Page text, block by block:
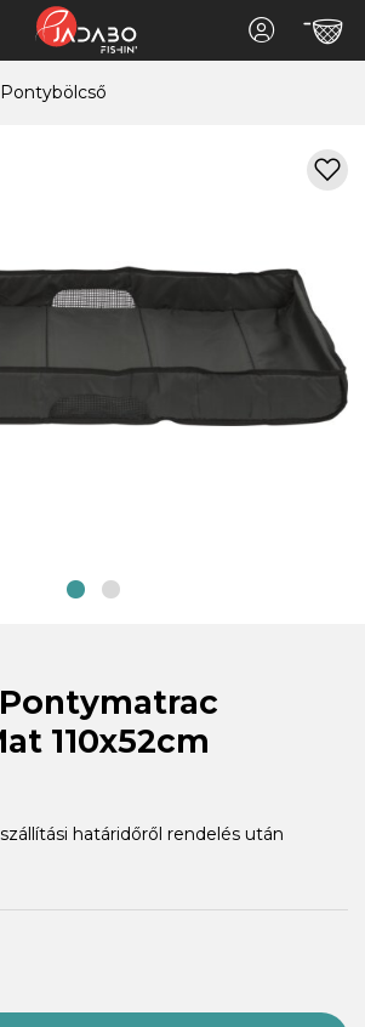
110x52cm
határidőről rendelés után